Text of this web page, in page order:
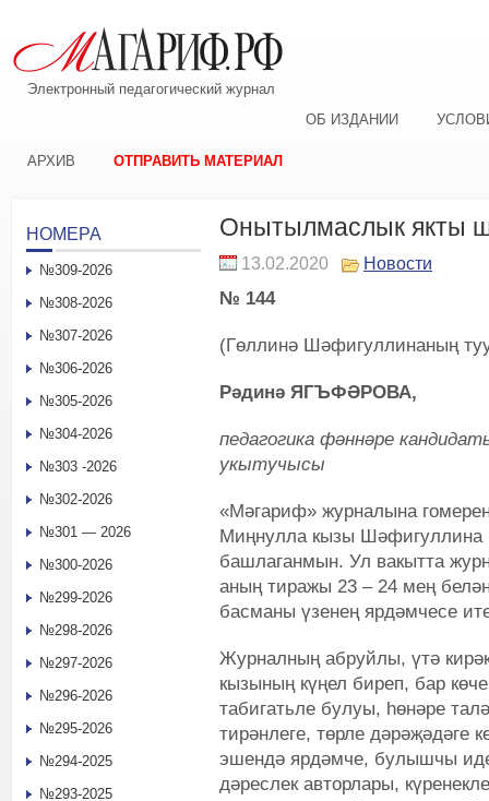
Электронный педагогический журнал
ОБ ИЗДАНИИ
АРХИВ ОТПРАВИТЬ МАТЕРИАЛ
Онытылмаслык якты
13.02.2020 Новости
№ 144
(Гөллинә Шәфигуллинаның
Рәдинә ЯГЪФӘРОВА,
педагогика фәннәре
укытучысы
«Мәгариф» журналына
Миңнулла кызы Шәфигуллина
башлаганмын. Ул вакытта
аның тиражы 23 – 24 мең
басманы үзенең ярдәмчесе
Журналның абруйлы, үтә
кызының күңел биреп, бар
табигатьле булуы, һөнәре
тирәнлеге, төрле дәрәҗәдәге
эшендә ярдәмче, булышчы
дәреслек авторлары,
НОМЕРА
№309-2026
№308-2026
№307-2026
№306-2026
№305-2026
№304-2026
№303 -2026
№302-2026
№301 — 2026
№300-2026
№299-2026
№298-2026
№297-2026
№296-2026
№295-2026
№294-2025
№293-2025